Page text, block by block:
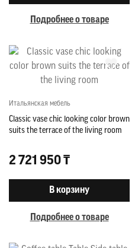
Подробнее о товаре
Итальянская мебель
Classic vase chic looking color brown
suits the terrace of the living room
2 721 950 ₸
В корзину
Подробнее о товаре